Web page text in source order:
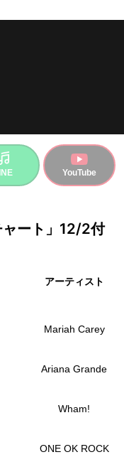
YouTube
ート」12/2付
アーティスト
Mariah Carey
Ariana Grande
Wham!
ONE OK ROCK